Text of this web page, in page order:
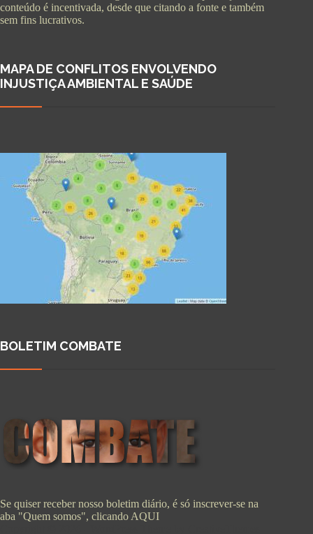
conteúdo é incentivada, desde que citando a fonte e também
sem fins lucrativos.
MAPA DE CONFLITOS ENVOLVENDO
INJUSTIÇA AMBIENTAL E SAÚDE
BOLETIM COMBATE
Se quiser receber nosso boletim diário, é só inscrever-se na
aba "Quem somos", clicando AQUI